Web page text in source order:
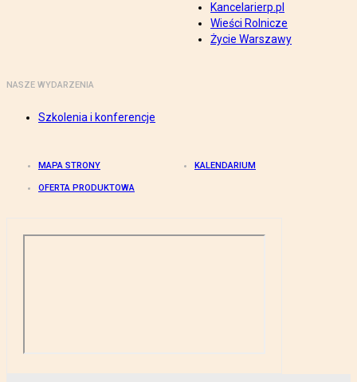
Kancelarierp.pl
Wieści Rolnicze
Życie Warszawy
NASZE WYDARZENIA
Szkolenia i konferencje
MAPA STRONY KALENDARIUM
OFERTA PRODUKTOWA